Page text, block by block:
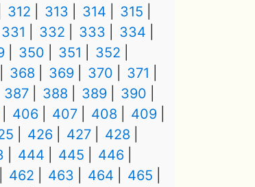
312 313 314
315
331 332 333
334
350 351
352
368 369 370
371
387 388 389
390
406 407 408
409
426 427
428
444 445
446
462 463 464
465